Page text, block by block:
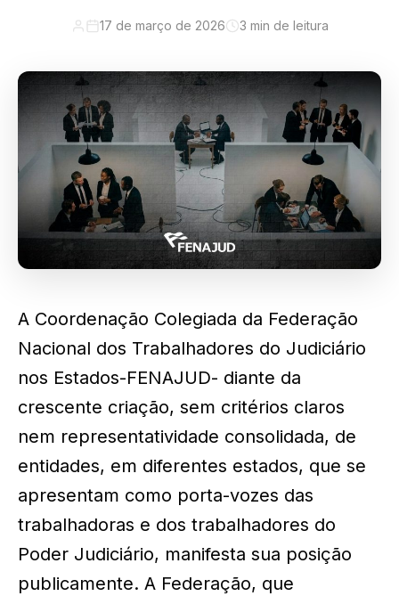
17 de março de 2026 3 min de leitura
A Coordenação Colegiada da Federação
Nacional dos Trabalhadores do Judiciário
nos Estados-FENAJUD- diante da
crescente criação, sem critérios claros
nem representatividade consolidada, de
entidades, em diferentes estados, que se
apresentam como porta-vozes das
trabalhadoras e dos trabalhadores do
Poder Judiciário, manifesta sua posição
publicamente. A Federação, que